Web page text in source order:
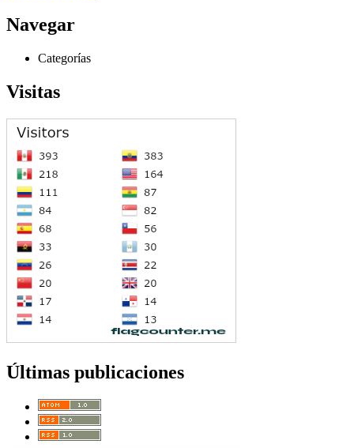
Navegar
Categorías
Visitas
Últimas publicaciones